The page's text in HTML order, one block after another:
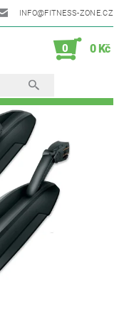
INFO@FITNESS-ZONE.CZ
0 0 Kč